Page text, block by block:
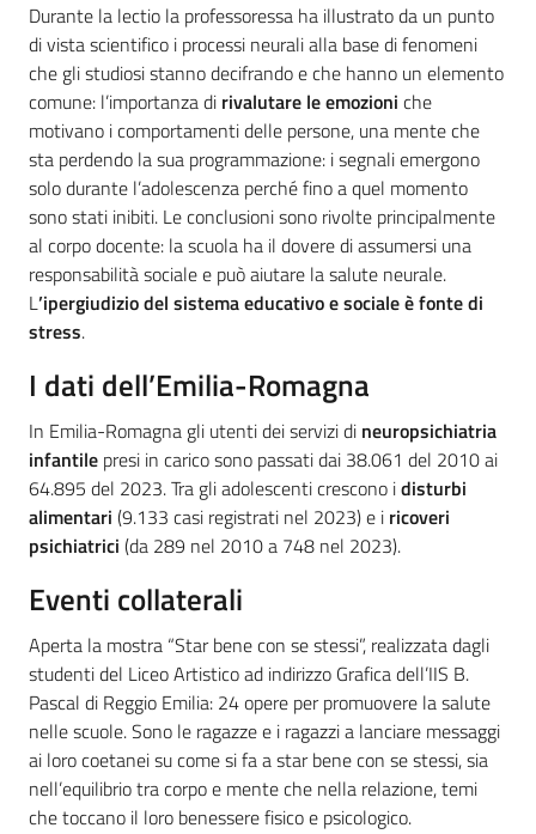
Durante la lectio la professoressa ha illustrato da un punto
di vista scientifico i processi neurali alla base di fenomeni
che gli studiosi stanno decifrando e che hanno un elemento
comune: l’importanza di rivalutare le emozioni che
motivano i comportamenti delle persone, una mente che
sta perdendo la sua programmazione: i segnali emergono
solo durante l’adolescenza perché fino a quel momento
sono stati inibiti. Le conclusioni sono rivolte principalmente
al corpo docente: la scuola ha il dovere di assumersi una
responsabilità sociale e può aiutare la salute neurale.
L’ipergiudizio del sistema educativo e sociale è fonte di
stress.
I dati dell’Emilia-Romagna
In Emilia-Romagna gli utenti dei servizi di neuropsichiatria
infantile presi in carico sono passati dai 38.061 del 2010 ai
64.895 del 2023. Tra gli adolescenti crescono idisturbi
alimentari (9.133 casi registrati nel 2023) e i ricoveri
psichiatrici (da 289 nel 2010 a 748 nel 2023).
Eventi collaterali
Aperta la mostra “Star bene con se stessi”, realizzata dagli
studenti del Liceo Artistico ad indirizzo Grafica dell’IIS B.
Pascal di Reggio Emilia: 24 opere per promuovere la salute
nelle scuole. Sono le ragazze e i ragazzi a lanciare messaggi
ai loro coetanei su come si fa a star bene con se stessi, sia
nell’equilibrio tra corpo e mente che nella relazione, temi
che toccano il loro benessere fisico e psicologico.